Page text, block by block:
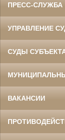
ПРЕСС-СЛУЖБА
УПРАВЛЕНИЕ
СУДЫ
ВАКАНСИИ